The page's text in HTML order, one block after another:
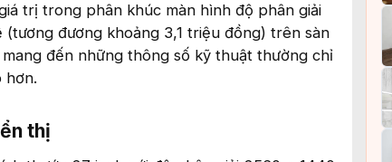
trị trong phân khúc màn hình độ phân giải
đương khoảng 3,1 triệu đồng) trên sàn
đến những thông số kỹ thuật thường chỉ
hơn.
thị​